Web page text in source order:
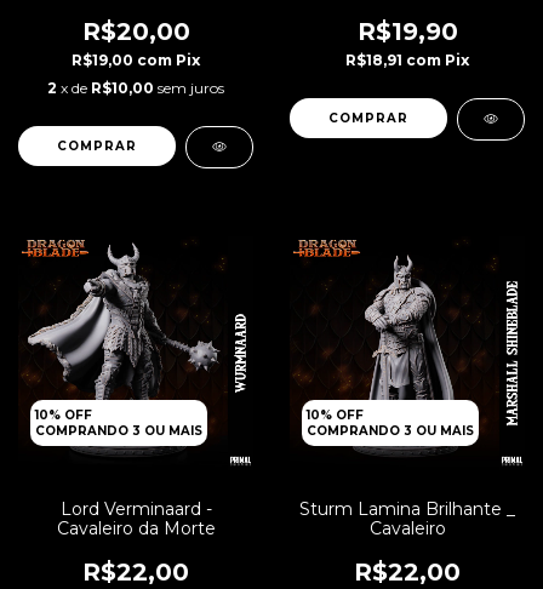
R$20,00
R$19,00 com Pix
2 x de R$10,00 sem juros
R$19,90
R$18,91 com Pix
10% OFF
COMPRANDO 3 OU MAIS
Lord Verminaard -
Cavaleiro da Morte
R$22,00
10% OFF
COMPRANDO 3 OU MAIS
Sturm Lamina Brilhante _
Cavaleiro
R$22,00